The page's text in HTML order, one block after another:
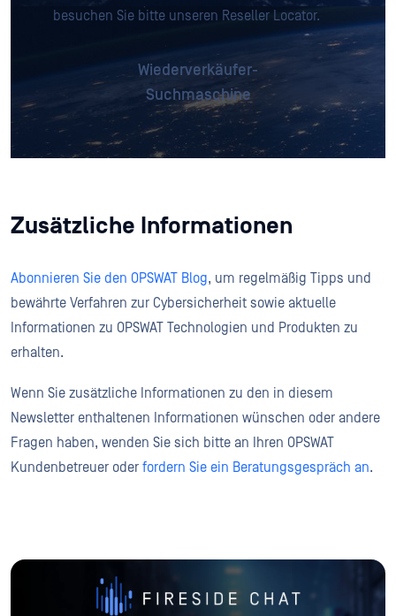
besuchen Sie bitte unseren Reseller Locator.
Wiederverkäufer-
Suchmaschine
Zusätzliche Informationen
Abonnieren Sie den OPSWAT Blog, um regelmäßig Tipps und
bewährte Verfahren zur Cybersicherheit sowie aktuelle
Informationen zu OPSWAT Technologien und Produkten zu
erhalten.
Wenn Sie zusätzliche Informationen zu den in diesem
Newsletter enthaltenen Informationen wünschen oder andere
Fragen haben, wenden Sie sich bitte an Ihren OPSWAT
Kundenbetreuer oder fordern Sie ein Beratungsgespräch an.